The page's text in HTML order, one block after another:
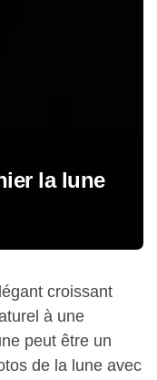
la lune
croissant
à une
peut être un
de la lune avec